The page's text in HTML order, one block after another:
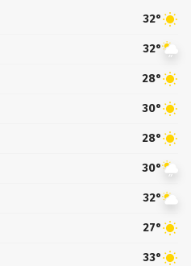
32°
32°
28°
30°
28°
30°
32°
27°
33°